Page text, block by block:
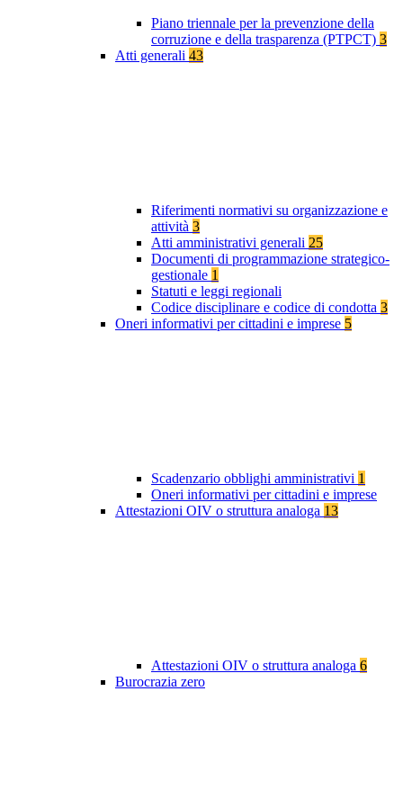
Piano triennale per la prevenzione della
corruzione e della trasparenza (PTPCT) 3
Atti generali 43
Riferimenti normativi su organizzazione e
attività 3
Atti amministrativi generali 25
Documenti di programmazione strategico-
gestionale 1
Statuti e leggi regionali
Codice disciplinare e codice di condotta 3
Oneri informativi per cittadini e imprese 5
Scadenzario obblighi amministrativi 1
Oneri informativi per cittadini e imprese
Attestazioni OIV o struttura analoga 13
Attestazioni OIV o struttura analoga 6
Burocrazia zero